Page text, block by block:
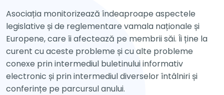
Asociația monitorizează îndeaproape aspectele
legislative și de reglementare vamala naționale și
Europene, care îi afectează pe membrii săi. Îi ține la
curent cu aceste probleme și cu alte probleme
conexe prin intermediul buletinului informativ
electronic și prin intermediul diverselor întâlniri și
conferințe pe parcursul anului.